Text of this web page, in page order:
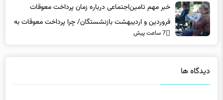
خبر مهم تامین‌اجتماعی درباره زمان پرداخت معوقات
فروردین و اردیبهشت بازنشستگان/ چرا پرداخت معوقات به
تاخیر افتاد؟
7 ساعت پیش
دیدگاه ها